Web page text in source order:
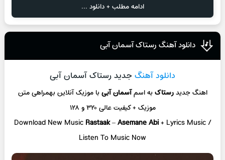
ادامه مطلب + دانلود ...
دانلود آهنگ رستاک آسمان آبی
دانلود آهنگ جدید رستاک آسمان آبی
اهنگ جدیدرستاکبه اسمآسمان آبیبا موزیک آنلاینبهمراهی متن
موزیک + کیفیت عالی ۳۲۰ و ۱۲۸
Download New Music Rastaak–Asemane Abi+ Lyrics Music /
Listen To Music Now